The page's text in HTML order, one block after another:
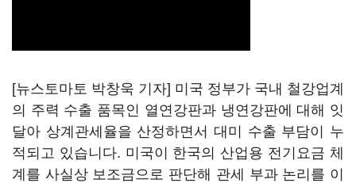
[뉴스토마토 박창욱 기자] 미국 정부가 국내 철강업계
의 주력 수출 품목인 열연강판과 냉연강판에 대해 잇
달아 상계관세율을 산정하면서 대미 수출 부담이 누
적되고 있습니다. 미국이 한국의 산업용 전기요금 체
계를 사실상 보조금으로 판단해 관세 부과 논리를 이